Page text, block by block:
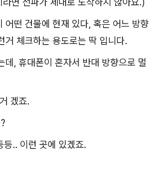
어떤 건물에 현재 있다, 혹은 어느 방향
거 체크하는 용도로는 딱 입니다.
데, 휴대폰이 혼자서 반대 방향으로 멀
겠죠.
등.. 이런 곳에 있겠죠.